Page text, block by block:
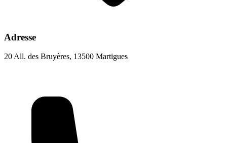
Adresse
20 All. des Bruyères, 13500 Martigues